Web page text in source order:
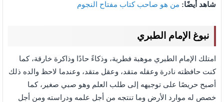
شاهد أيضًا: من هو صاحب كتاب مفتاح النجوم
نبوغ الإمام الطبري
امتلك الإمام الطبري موهبة فطرية، وذكاءً حادًا وذاكرة خارقة، كما
كنت حافظته نادرة وعقله متقد، وعقل متقد، وعندما لاحظ والده ذلك
أصبح حريصًا على توجيهه إلى طلب العلم وهو صبي صغير، كما
خصص له موارد الأرض وما تنتجه من أجل علمه ودراسته ومن أجل